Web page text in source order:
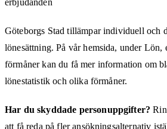
erbjudanden
Göteborgs Stad tillämpar individuell och
lönesättning. På vår hemsida, under Lön,
förmåner kan du få mer information om
lönestatistik och olika förmåner.
Har du skyddade personuppgifter?
att få reda på fler ansökningsalternativ